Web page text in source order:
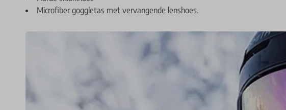
Microfiber goggletas met vervangende lenshoes.